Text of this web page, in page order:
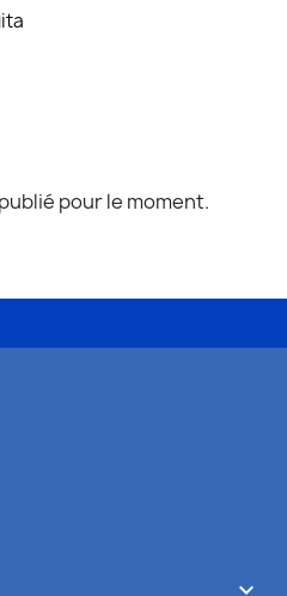
pour le moment.
